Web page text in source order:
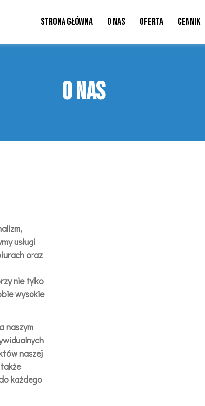
Strona Główna O Nas Oferta Cennik
O NAS
usługi
oraz
nie tylko
wysokie
naszym
naszej
każdego